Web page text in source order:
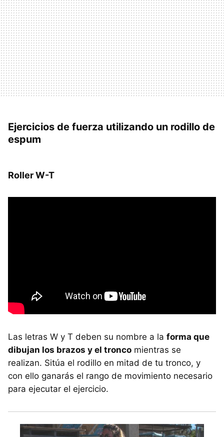
Ejercicios de fuerza utilizando un rodillo de
espum
Roller W-T
Las letras W y T deben su nombre a la forma que
dibujan los brazos y el tronco mientras se
realizan. Sitúa el rodillo en mitad de tu tronco, y
con ello ganarás el rango de movimiento necesario
para ejecutar el ejercicio.